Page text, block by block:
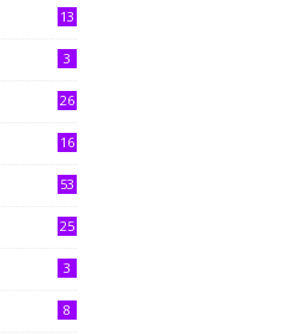
13
3
26
16
53
25
3
8